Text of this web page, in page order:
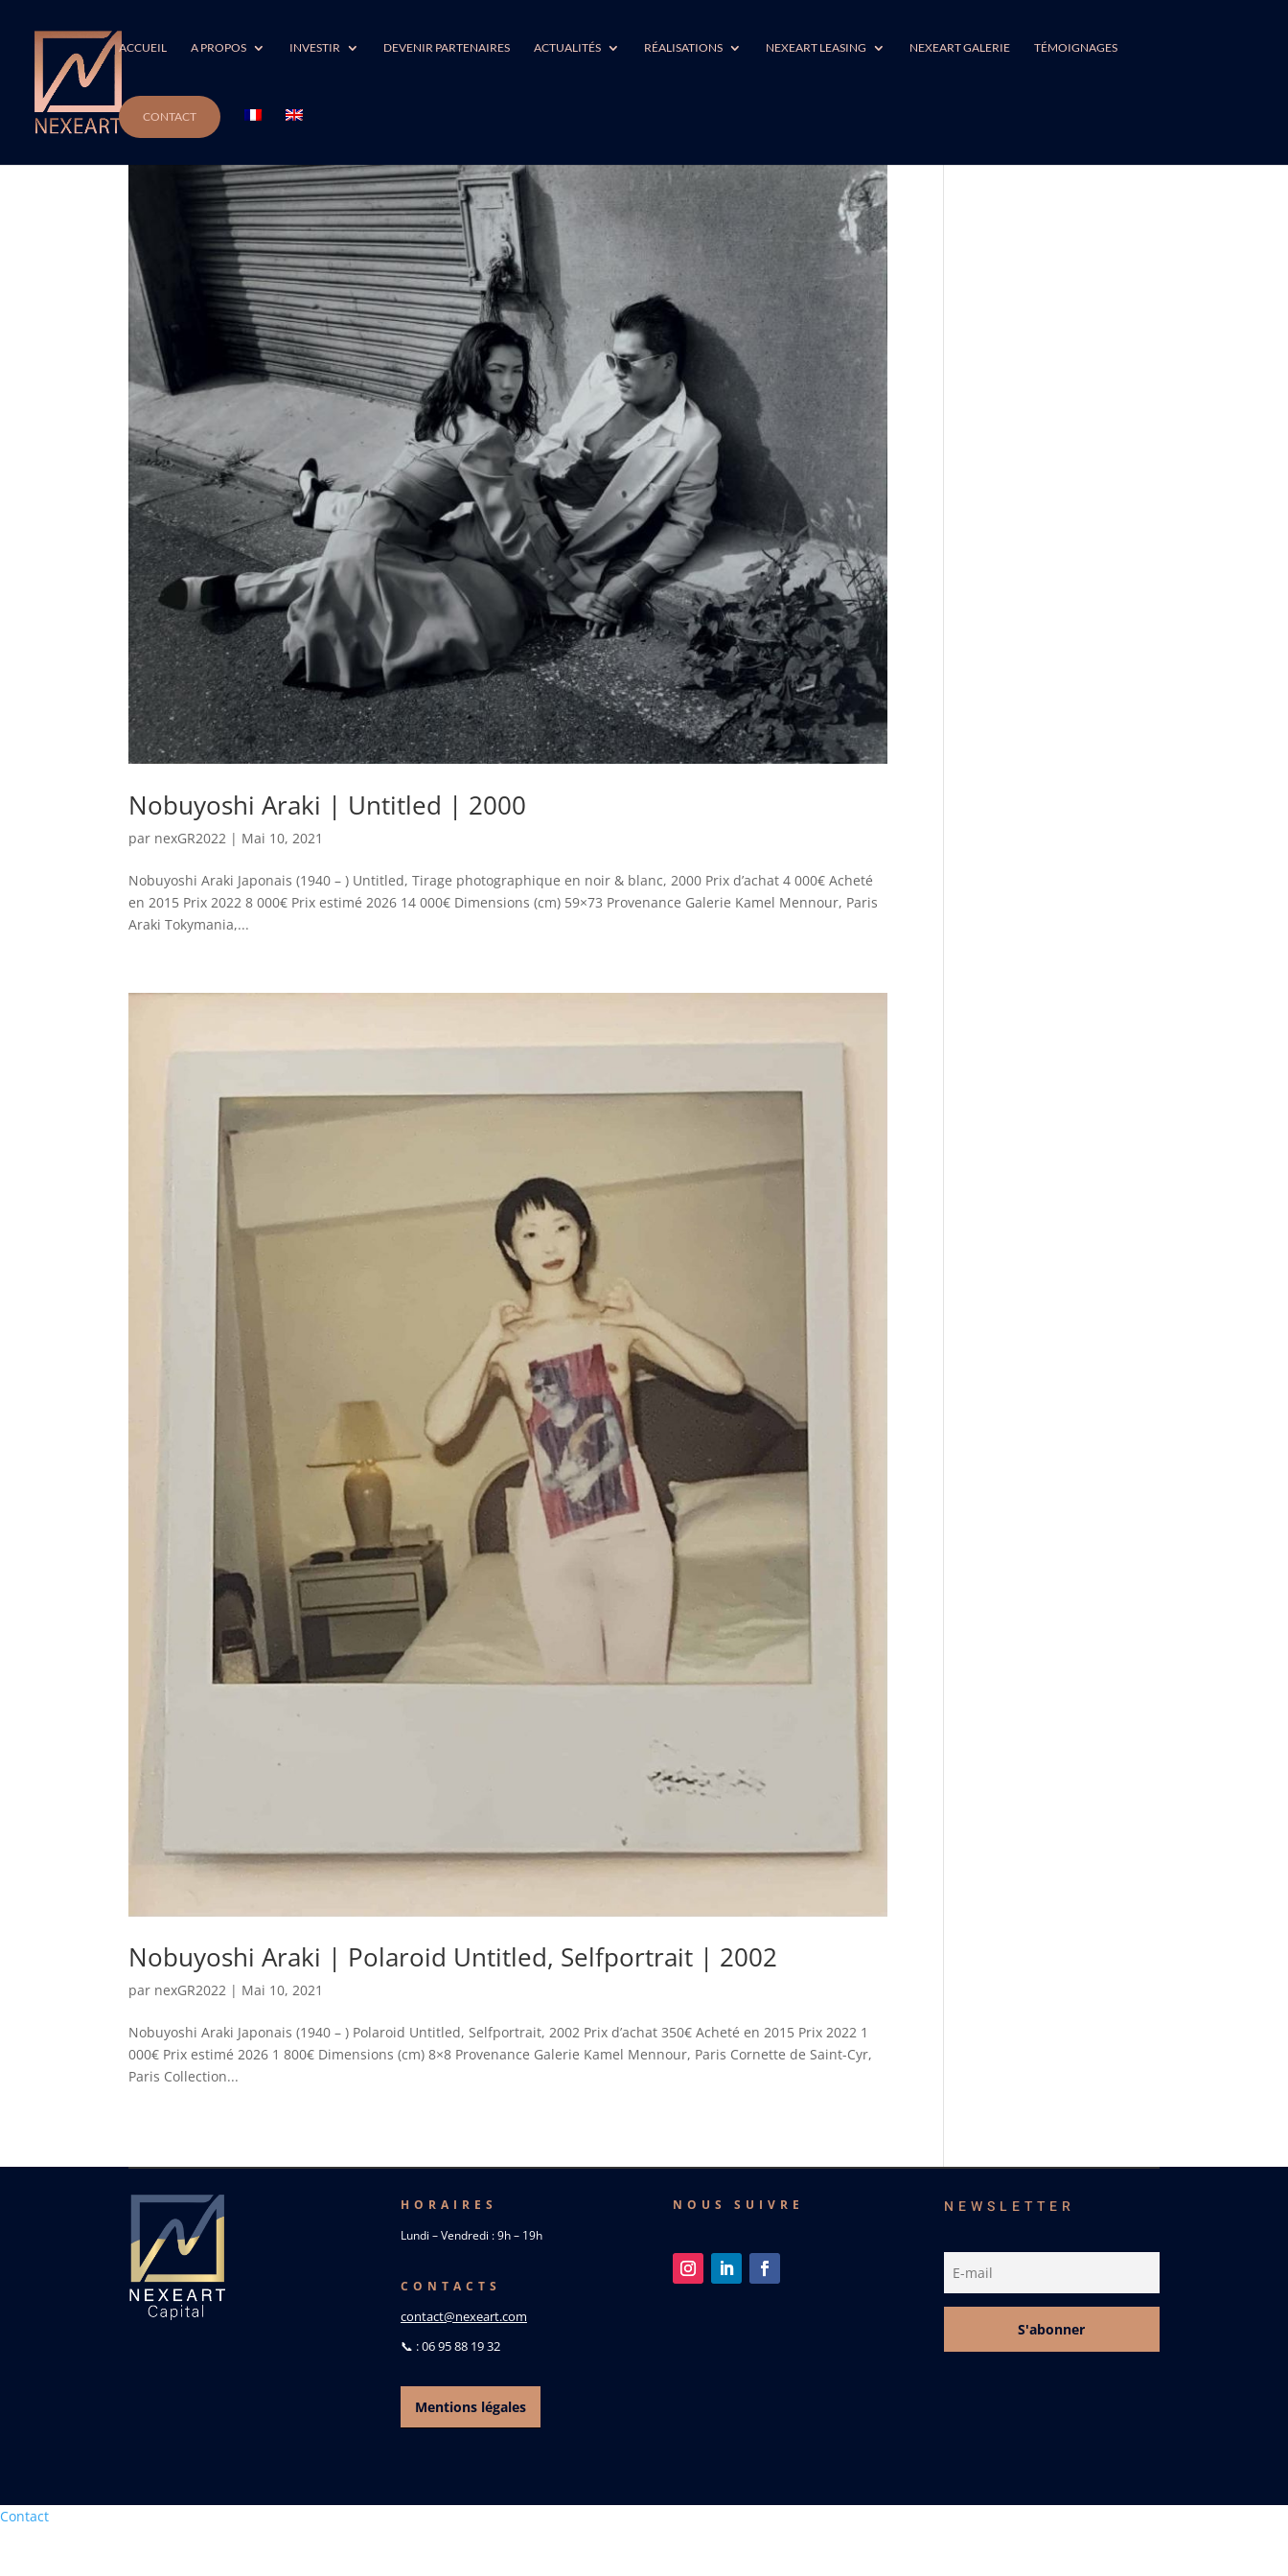
ACCUEIL A PROPOS INVESTIR DEVENIR PARTENAIRES ACTUALITÉS RÉALISATIONS NEXEART LEASING NEXEART GALERIE TÉMOIGNAGES
CONTACT
Nobuyoshi Araki | Untitled | 2000
par nexGR2022 | Mai 10, 2021
Nobuyoshi Araki Japonais (1940 – ) Untitled, Tirage photographique en noir & blanc, 2000 Prix d’achat 4 000€ Acheté
en 2015 Prix 2022 8 000€ Prix estimé 2026 14 000€ Dimensions (cm) 59×73 Provenance Galerie Kamel Mennour, Paris
Araki Tokymania,...
Nobuyoshi Araki | Polaroid Untitled, Selfportrait | 2002
par nexGR2022 | Mai 10, 2021
Nobuyoshi Araki Japonais (1940 – ) Polaroid Untitled, Selfportrait, 2002 Prix d’achat 350€ Acheté en 2015 Prix 2022 1
000€ Prix estimé 2026 1 800€ Dimensions (cm) 8×8 Provenance Galerie Kamel Mennour, Paris Cornette de Saint-Cyr,
Paris Collection...
HORAIRES
Lundi – Vendredi : 9h – 19h
CONTACTS
contact@nexeart.com
📞 : 06 95 88 19 32
Mentions légales
NOUS SUIVRE NEWSLETTER
S'abonner
Contact